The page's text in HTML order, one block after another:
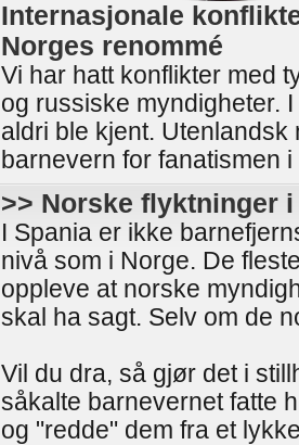
Internasjonale
Norges renommé
Vi har hatt konflikter med
og russiske myndigheter.
aldri ble kjent.
barnevern for fanatismen
>> Norske flyktninger i
I Spania er ikke
nivå som i Norge. De
oppleve at norske
skal ha sagt. Selv om de
Vil du dra, så gjør det i
såkalte barnevernet fatte
og "redde" dem fra et